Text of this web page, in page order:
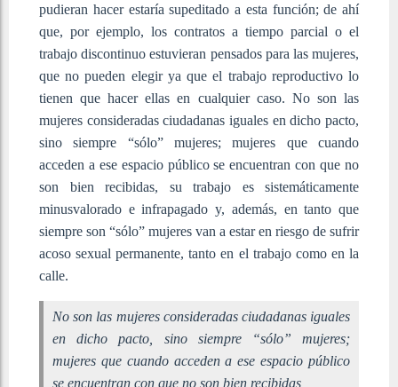
pudieran hacer estaría supeditado a esta función; de ahí
que, por ejemplo, los contratos a tiempo parcial o el
trabajo discontinuo estuvieran pensados para las mujeres,
que no pueden elegir ya que el trabajo reproductivo lo
tienen que hacer ellas en cualquier caso. No son las
mujeres consideradas ciudadanas iguales en dicho pacto,
sino siempre “sólo” mujeres; mujeres que cuando
acceden a ese espacio público se encuentran con que no
son bien recibidas, su trabajo es sistemáticamente
minusvalorado e infrapagado y, además, en tanto que
siempre son “sólo” mujeres van a estar en riesgo de sufrir
acoso sexual permanente, tanto en el trabajo como en la
calle.
No son las mujeres consideradas ciudadanas iguales
en dicho pacto, sino siempre “sólo” mujeres;
mujeres que cuando acceden a ese espacio público
se encuentran con que no son bien recibidas